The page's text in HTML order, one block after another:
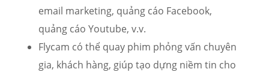
email marketing, quảng cáo Facebook,
quảng cáo Youtube, v.v.
Flycam có thể quay phim phỏng vấn chuyên
gia, khách hàng, giúp tạo dựng niềm tin cho